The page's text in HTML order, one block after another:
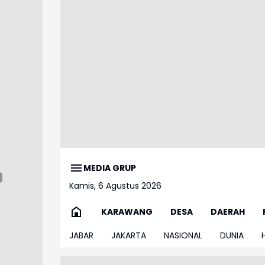
MEDIA GRUP
Kamis, 6 Agustus 2026
KARAWANG DESA DAERAH
JABAR
JAKARTA NASIONAL DUNIA